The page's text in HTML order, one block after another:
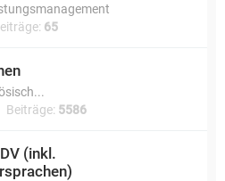
65
Beiträge: 5586
(inkl.